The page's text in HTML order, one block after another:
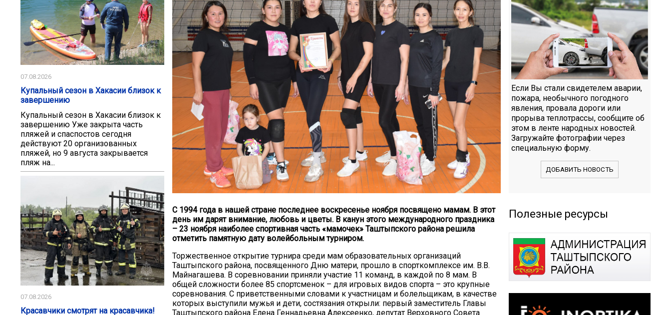
07.08.2026
Купальный сезон в Хакасии близок к
завершению
Купальный сезон в Хакасии близок к
завершению Уже закрыта часть
пляжей и спаспостов сегодня
действуют 20 организованных
пляжей, но 9 августа закрывается
пляж на...
07.08.2026
Красавчики смотрят на красавчика!
С 1994 года в нашей стране последнее воскресенье ноября посвящено мамам. В этот
день им дарят внимание, любовь и цветы. В канун этого международного праздника
– 23 ноября наиболее спортивная часть «мамочек» Таштыпского района решила
отметить памятную дату волейбольным турниром.
Торжественное открытие турнира среди мам образовательных организаций
Таштыпского района, посвященного Дню матери, прошло в спорткомплексе им. В.В.
Майнагашева. В соревновании приняли участие 11 команд, в каждой по 8 мам. В
общей сложности более 85 спортсменок – для игровых видов спорта – это крупные
соревнования. С приветственными словами к участницам и болельщикам, в качестве
которых выступили мужья и дети, состязания открыли: первый заместитель Главы
Таштыпского района Елена Геннадьевна Алексеенко, депутат Верховного Совета
Если Вы стали свидетелем аварии,
пожара, необычного погодного
явления, провала дороги или
прорыва теплотрассы, сообщите об
этом в ленте народных новостей.
Загружайте фотографии через
специальную форму.
ДОБАВИТЬ НОВОСТЬ
Полезные ресурсы